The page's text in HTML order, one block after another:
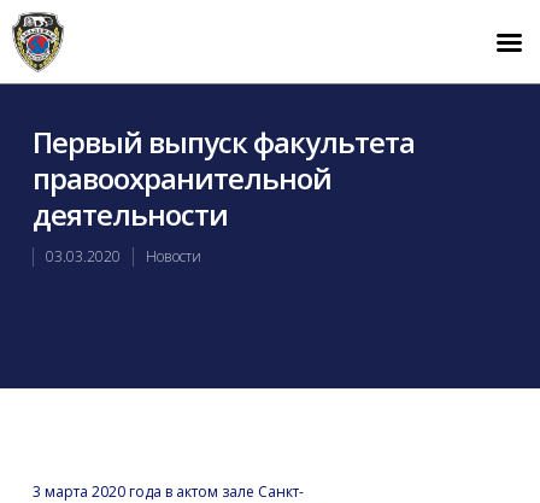
Первый выпуск факультета
правоохранительной
деятельности
03.03.2020 Новости
3 марта 2020 года в актом зале Санкт-